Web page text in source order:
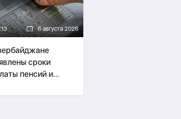
6 августа 2026
сроки
пенсий и